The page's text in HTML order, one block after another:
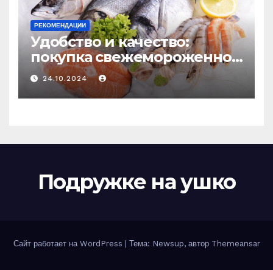
РЕКОМЕНДАЦИИ
Удобство и качество:
покупка свежемороженной
рыбы онлайн
24.10.2024
Подружке на ушко
Сайт работает на WordPress Тема: Newsup, автор Themeansar